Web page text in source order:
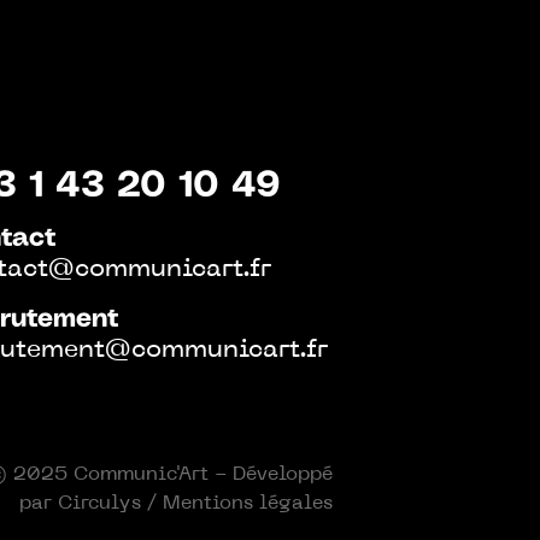
1 43 20 10 49
2025 Communic'Art - Développé
par Circulys/ Mentions légales